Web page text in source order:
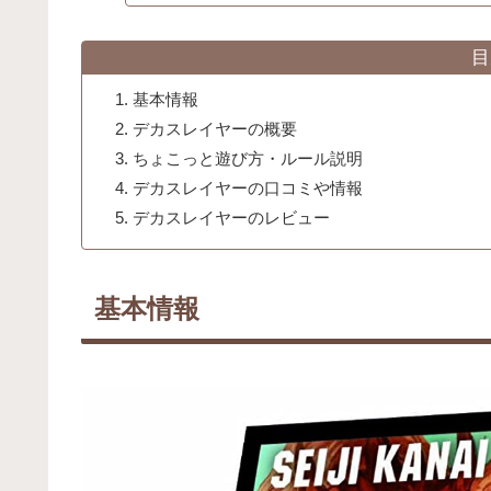
基本情報
デカスレイヤーの概要
ちょこっと遊び方・ルール説明
デカスレイヤーの口コミや情報
デカスレイヤーのレビュー
基本情報